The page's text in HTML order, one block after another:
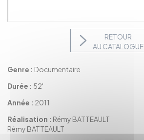
RETOUR
AU CATALOGUE
Genre : Documentaire
Durée : 52'
Année : 2011
Réalisation : Rémy BATTEAULT
Rémy BATTEAULT